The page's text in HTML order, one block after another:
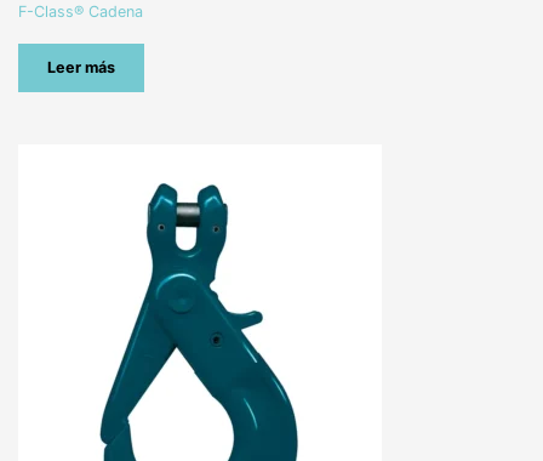
F-Class® Cadena
Leer más